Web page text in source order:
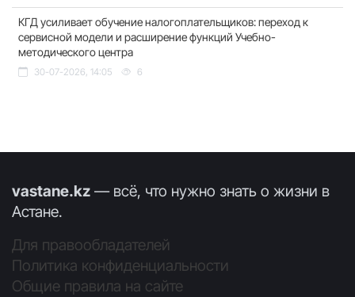
КГД усиливает обучение налогоплательщиков: переход к
сервисной модели и расширение функций Учебно-
методического центра
30-07-2026, 14:05 6
vastane.kz — всё, что нужно знать о жизни в
Астане.
Для правообладателей
Политика конфиденциальности
Общие правила на сайте